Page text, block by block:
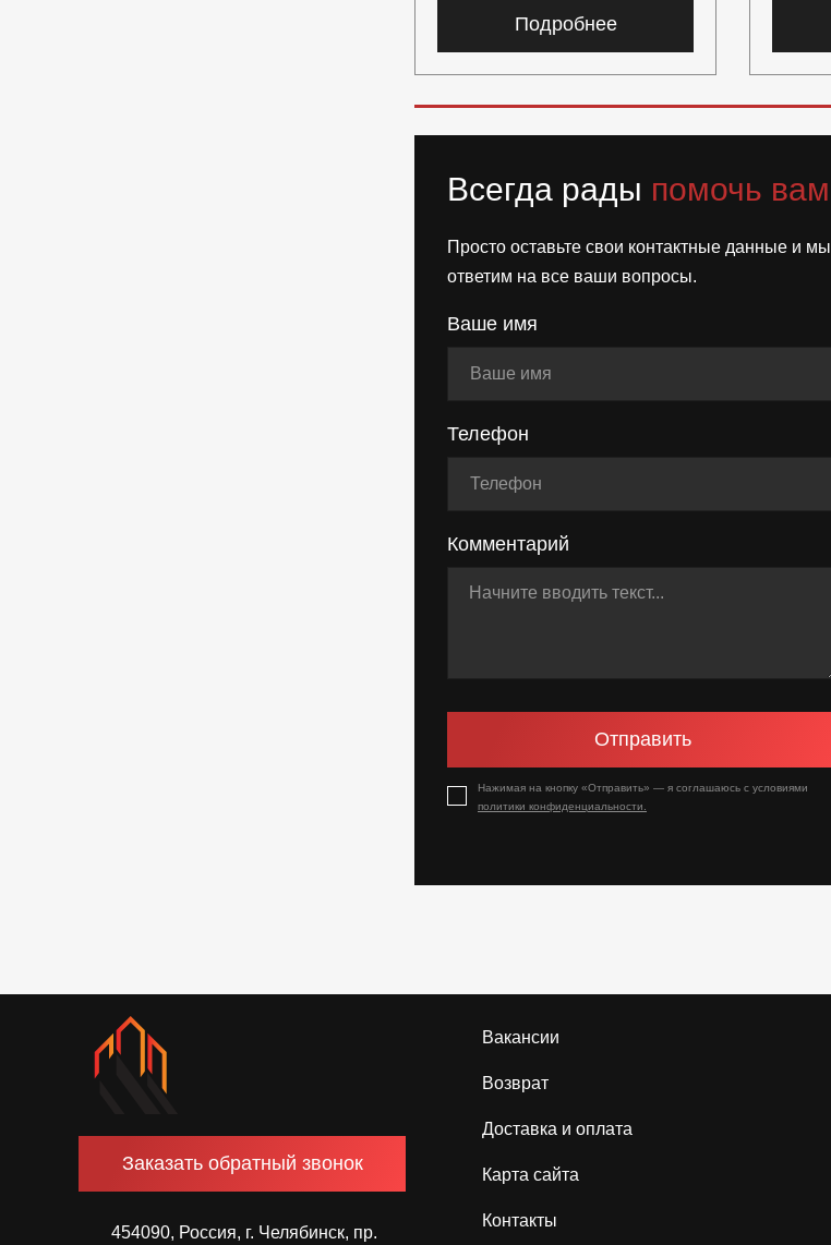
Подробнее
Всегда рады помочь вам
Просто оставьте свои контактные данные и мы
ответим на все ваши вопросы.
Ваше имя
Телефон
Комментарий
Отправить
Нажимая на кнопку «Отправить» — я соглашаюсь с условиями
политики конфиденциальности.
Заказать обратный звонок
454090, Россия, г. Челябинск, пр.
Вакансии
Возврат
Доставка и оплата
Карта сайта
Контакты